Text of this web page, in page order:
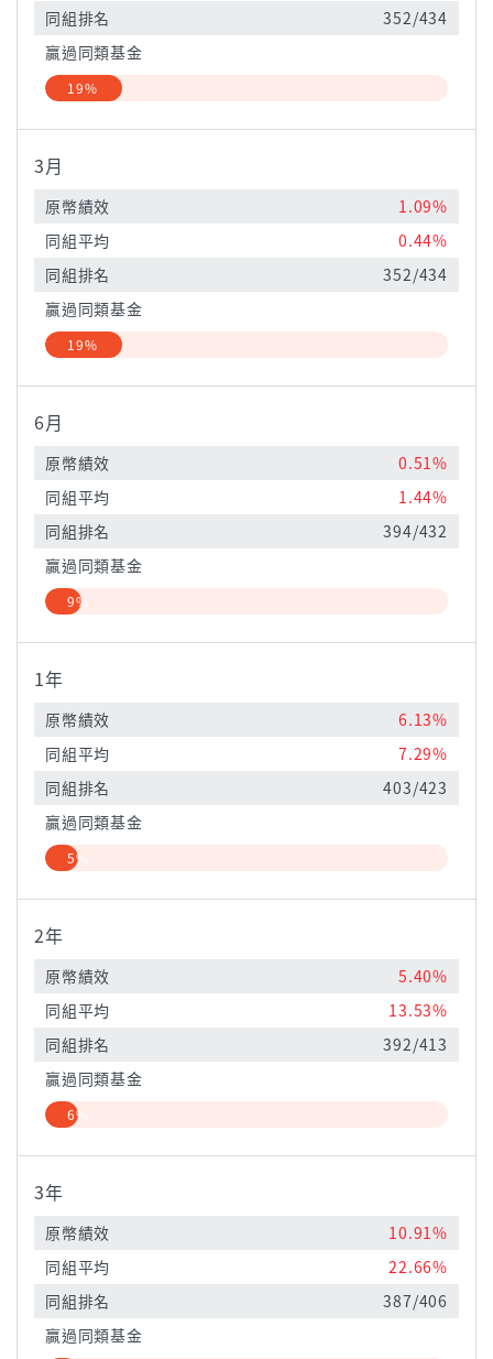
同組排名
352/434
贏過同類基金
19%
3月
原幣績效
1.09%
同組平均
0.44%
同組排名
352/434
贏過同類基金
19%
6月
原幣績效
0.51%
同組平均
1.44%
同組排名
394/432
贏過同類基金
9%
1年
原幣績效
6.13%
同組平均
7.29%
同組排名
403/423
贏過同類基金
5%
2年
原幣績效
5.40%
同組平均
13.53%
同組排名
392/413
贏過同類基金
6%
3年
原幣績效
10.91%
同組平均
22.66%
同組排名
387/406
贏過同類基金